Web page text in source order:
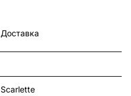
Доставка
Scarlette